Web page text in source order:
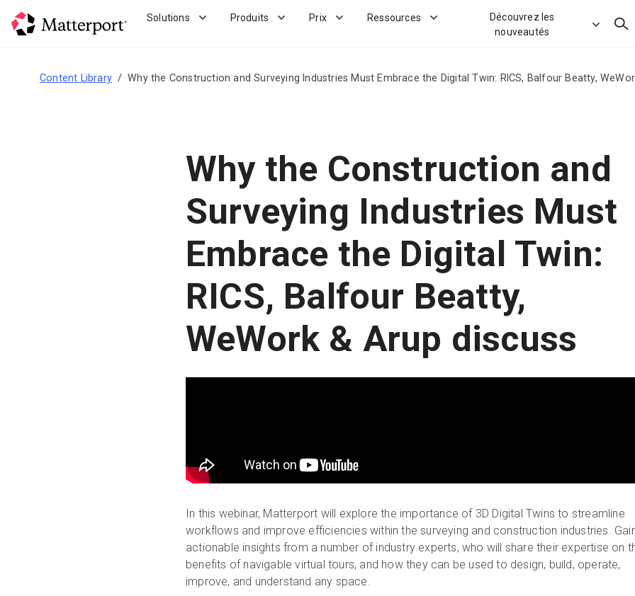
Solutions Produits Prix Ressources
Découvrez les
nouveautés
Content Library Why the Construction and Surveying Industries Must Embrace the Digital Twin: RICS, Balfour Beatty,
Why the Construction and
Surveying Industries Must
Embrace the Digital Twin:
RICS, Balfour Beatty,
WeWork & Arup discuss
In this webinar, Matterport will explore the importance of 3D Digital Twins to streamline
workflows and improve efficiencies within the surveying and construction industries.
actionable insights from a number of industry experts, who will share their expertise on
benefits of navigable virtual tours, and how they can be used to design, build, operate,
improve, and understand any space.